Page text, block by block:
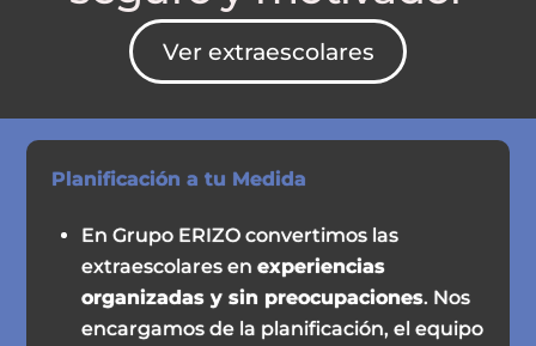
Ver extraescolares
Planificación a tu Medida
En Grupo ERIZO convertimos las
extraescolares enexperiencias
organizadas y sin preocupaciones. Nos
encargamos de la planificación, el equipo